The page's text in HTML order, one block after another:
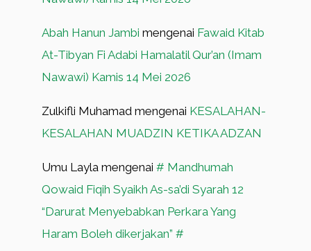
Abah Hanun Jambi mengenai Fawaid Kitab
At-Tibyan Fi Adabi Hamalatil Qur’an (Imam
Nawawi) Kamis 14 Mei 2026
Zulkifli Muhamad mengenai KESALAHAN-
KESALAHAN MUADZIN KETIKA ADZAN
Umu Layla mengenai # Mandhumah
Qowaid Fiqih Syaikh As-sa’di Syarah 12
“Darurat Menyebabkan Perkara Yang
Haram Boleh dikerjakan” #